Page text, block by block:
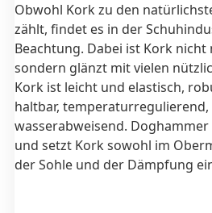
Obwohl Kork zu den
zählt, findet es in der
Beachtung. Dabei ist Kork
sondern glänzt mit vielen
Kork ist leicht und elastisch,
haltbar,
wasserabweisend.
und setzt Kork sowohl im
der Sohle und der Dämpfung